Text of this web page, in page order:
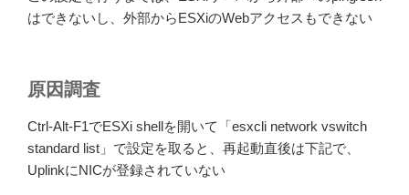
はできないし、外部からESXiのWebアクセスもできない
原因調査
Ctrl-Alt-F1でESXi shellを開いて「esxcli network vswitch
standard list」で設定を取ると、再起動直後は下記で、
UplinkにNICが登録されていない